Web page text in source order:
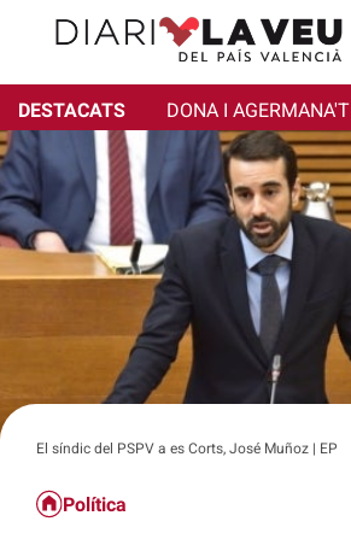
DESTACATS DONA I AGERMANA'T
El síndic del PSPV a es Corts, José Muñoz | EP
Política